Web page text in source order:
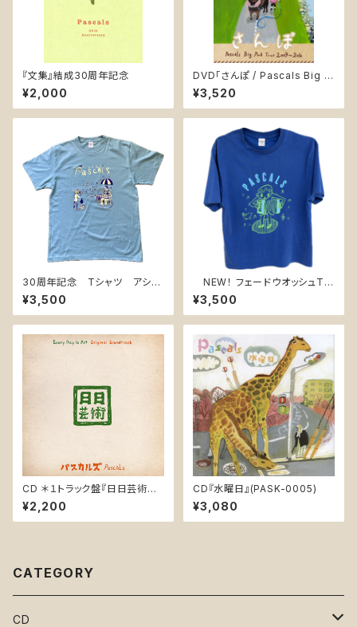
『文集』結成30周年記念
¥2,000
DVD「さんぽ / Pascals Big Pi
nk Tour 2009〜2010」(PASK
-D002)
¥3,520
30周年記念 Tシャツ アシッ
ドブルー ＊バックプリントあり
¥3,500
NEW！ フェードウオッシュTシ
ャツ フェードブルー2026
¥3,500
CD ＊１トラック盤『日日芸術
オリジナル・サウンドトラック /
Every Day is Art Original S
oundtrack』PASK-0010
¥2,200
CD『水曜日』(PASK-0005)
¥3,080
CATEGORY
CD